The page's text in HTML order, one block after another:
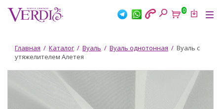
основному
0
Вы
здесь
Главная / Каталог / Вуаль / Вуаль однотонная / Вуаль с
утяжелителем Алетея